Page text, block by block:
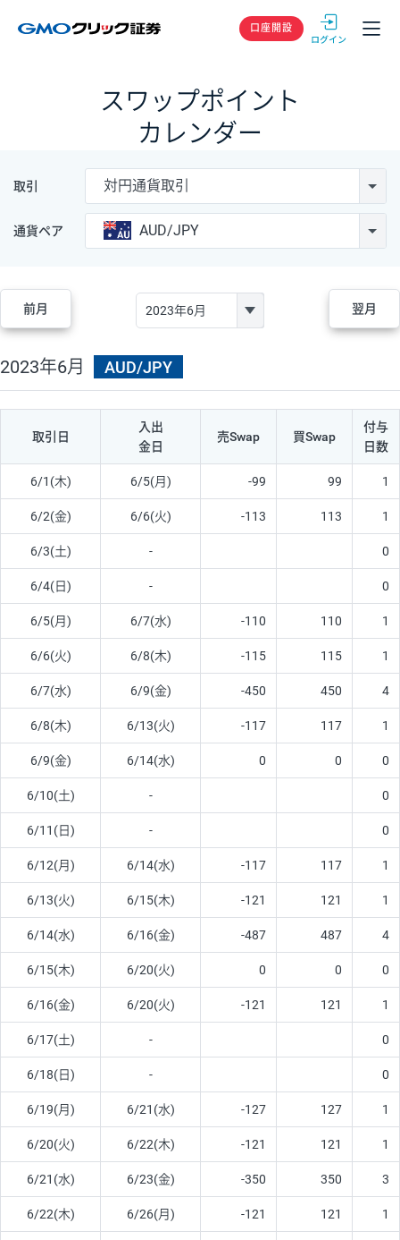
GMOクリック
口座開設
スワップポイント
カレンダー
取引 対円通貨取引
通貨ペア AUD/JPY
前月 翌月
2023年6月 AUD/JPY
取引日
入出
金日
売Swap 買Swap
付与
日数
6/1(木) 6/5(月) -99 99 1
6/2(金) 6/6(火) -113 113 1
6/3(土) - 0
6/4(日) - 0
6/5(月) 6/7(水) -110 110 1
6/6(火) 6/8(木) -115 115 1
6/7(水) 6/9(金) -450 450 4
6/8(木) 6/13(火) -117 117 1
6/9(金) 6/14(水) 0 0 0
6/10(土) - 0
6/11(日) - 0
6/12(月) 6/14(水) -117 117 1
6/13(火) 6/15(木) -121 121 1
6/14(水) 6/16(金) -487 487 4
6/15(木) 6/20(火) 0 0 0
6/16(金) 6/20(火) -121 121 1
6/17(土) - 0
6/18(日) - 0
6/19(月) 6/21(水) -127 127 1
6/20(火) 6/22(木) -121 121 1
6/21(水) 6/23(金) -350 350 3
6/22(木) 6/26(月) -121 121 1